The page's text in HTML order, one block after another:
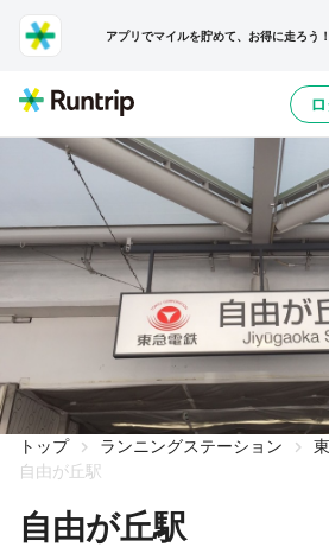
アプリでマイルを貯めて、お得に走ろう！
トップ ランニングステーション
自由が丘駅
自由が丘駅